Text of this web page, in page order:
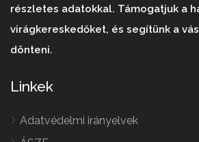
részletes adatokkal. Támogatjuk a
virágkereskedőket, és segítünk a
dönteni.
Linkek
Adatvédelmi irányelvek